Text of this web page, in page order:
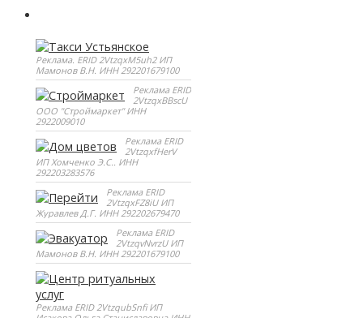
Реклама. ERID 2VtzqxM5uh2 ИП
Мамонов В.Н. ИНН 292201679100
Реклама ERID
2VtzqxBBscU
ООО "Строймаркет" ИНН
2922009010
Реклама ERID
2VtzqxfHerV
ИП Хомченко Э.С.. ИНН
292203283576
Реклама ERID
2VtzqxFZ8iU ИП
Журавлев Д.Г. ИНН 292202679470
Реклама ERID
2VtzqvNvrzU ИП
Мамонов В.Н. ИНН 292201679100
Реклама ERID 2VtzqubSnfi ИП